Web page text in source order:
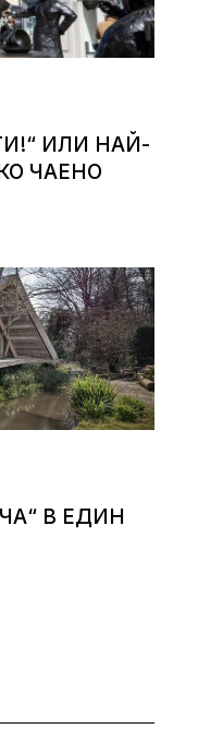
ИЛИ НАЙ-
ЧАЕНО
В ЕДИН